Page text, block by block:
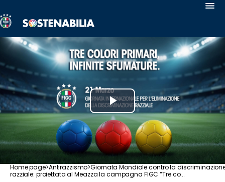
Sostenabilia
Antirazzismo
Safeguarding
Uguaglianza
e
Inclusione
Calcio
le
Salute
Play
Video
Home page>Antirazzismo>Giornata Mondiale contro la
razziale: proiettata al Meazza la campagna FIGC “Tre co...